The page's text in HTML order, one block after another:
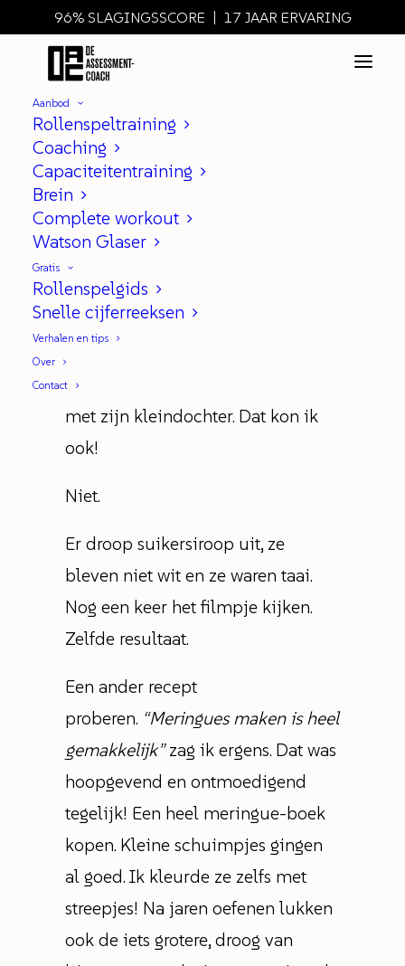
96% SLAGINGSSCORE | 17 JAAR ERVARING
Aanbod
Rollenspeltraining
Coaching
Capaciteitentraining
Brein
Complete workout
Watson Glaser
Gratis
Rollenspelgids
Snelle cijferreeksen
Verhalen en tips
Over
Contact
Oefenen in Theorie of Praktijk
IN ASSESSMENT ALGEMEEN
Ik wilde een lange tijd goede
Cees Holtkamp had er video’s over
met zijn kleindochter. Dat kon ik
ook!
Niet.
Er droop suikersiroop uit, ze
bleven niet wit en ze waren taai.
Nog een keer het filmpje kijken.
Zelfde resultaat.
Een ander recept
proberen. “Meringues maken is heel
gemakkelijk”zag ik ergens. Dat was
hoopgevend en ontmoedigend
tegelijk! Een heel meringue-boek
kopen. Kleine schuimpjes gingen
al goed. Ik kleurde ze zelfs met
streepjes! Na jaren oefenen lukken
ook de iets grotere, droog van